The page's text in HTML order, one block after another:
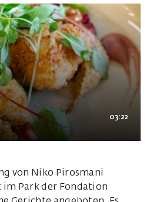
03:22
von Niko Pirosmani
Park der Fondation